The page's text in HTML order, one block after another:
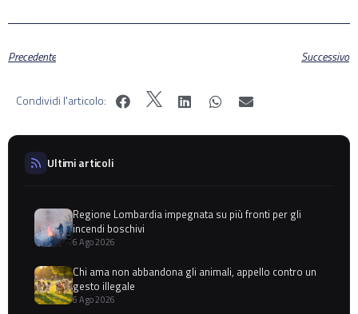
Precedente Successivo
Condividi l'articolo:
Ultimi articoli
Regione Lombardia impegnata su più fronti per gli
incendi boschivi
6 Ago 2026
Chi ama non abbandona gli animali, appello contro un
gesto illegale
6 Ago 2026